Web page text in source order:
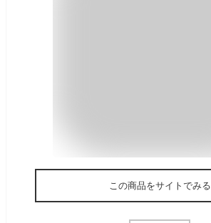
この商品をサイトでみる